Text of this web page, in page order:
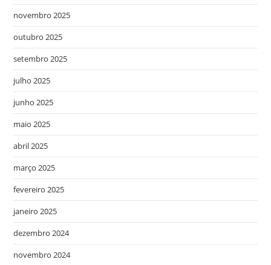
novembro 2025
outubro 2025
setembro 2025
julho 2025
junho 2025
maio 2025
abril 2025
março 2025
fevereiro 2025
janeiro 2025
dezembro 2024
novembro 2024